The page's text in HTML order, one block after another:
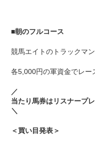
■朝のフルコース
競馬エイトのトラックマ
各5,000円の軍資金でレー
／
当たり馬券はリスナープ
＼
＜買い目発表＞